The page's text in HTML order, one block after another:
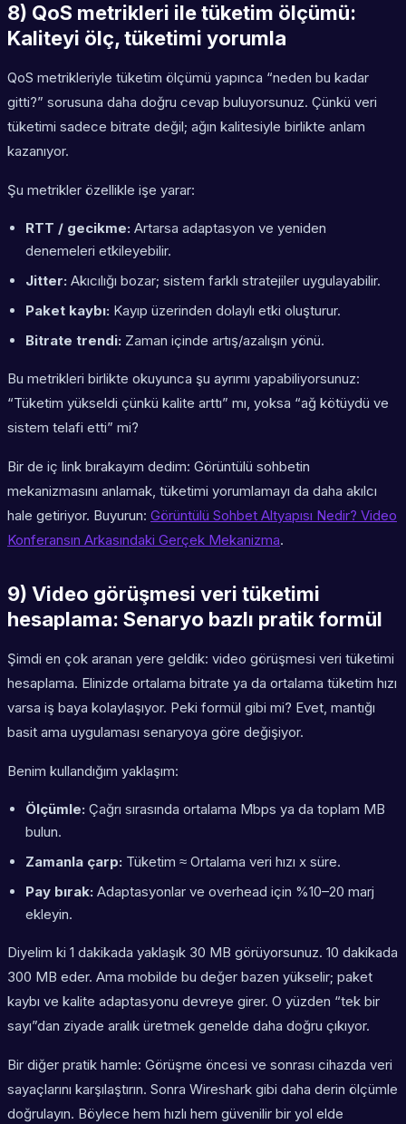
8) QoS metrikleri ile tüketim ölçümü:
Kaliteyi ölç, tüketimi yorumla
QoS metrikleriyle tüketim ölçümü yapınca “neden bu kadar
gitti?” sorusuna daha doğru cevap buluyorsunuz. Çünkü veri
tüketimi sadece bitrate değil; ağın kalitesiyle birlikte anlam
kazanıyor.
Şu metrikler özellikle işe yarar:
RTT / gecikme: Artarsa adaptasyon ve yeniden
denemeleri etkileyebilir.
Jitter: Akıcılığı bozar; sistem farklı stratejiler uygulayabilir.
Paket kaybı: Kayıp üzerinden dolaylı etki oluşturur.
Bitrate trendi: Zaman içinde artış/azalışın yönü.
Bu metrikleri birlikte okuyunca şu ayrımı yapabiliyorsunuz:
“Tüketim yükseldi çünkü kalite arttı” mı, yoksa “ağ kötüydü ve
sistem telafi etti” mi?
Bir de iç link bırakayım dedim: Görüntülü sohbetin
mekanizmasını anlamak, tüketimi yorumlamayı da daha akılcı
hale getiriyor. Buyurun: Görüntülü Sohbet Altyapısı Nedir? Video
Konferansın Arkasındaki Gerçek Mekanizma.
9) Video görüşmesi veri tüketimi
hesaplama: Senaryo bazlı pratik formül
Şimdi en çok aranan yere geldik: video görüşmesi veri tüketimi
hesaplama. Elinizde ortalama bitrate ya da ortalama tüketim hızı
varsa iş baya kolaylaşıyor. Peki formül gibi mi? Evet, mantığı
basit ama uygulaması senaryoya göre değişiyor.
Benim kullandığım yaklaşım:
Ölçümle: Çağrı sırasında ortalama Mbps ya da toplam MB
bulun.
Zamanla çarp: Tüketim ≈ Ortalama veri hızı x süre.
Pay bırak: Adaptasyonlar ve overhead için %10–20 marj
ekleyin.
Diyelim ki 1 dakikada yaklaşık 30 MB görüyorsunuz. 10 dakikada
300 MB eder. Ama mobilde bu değer bazen yükselir; paket
kaybı ve kalite adaptasyonu devreye girer. O yüzden “tek bir
sayı”dan ziyade aralık üretmek genelde daha doğru çıkıyor.
Bir diğer pratik hamle: Görüşme öncesi ve sonrası cihazda veri
sayaçlarını karşılaştırın. Sonra Wireshark gibi daha derin ölçümle
doğrulayın. Böylece hem hızlı hem güvenilir bir yol elde